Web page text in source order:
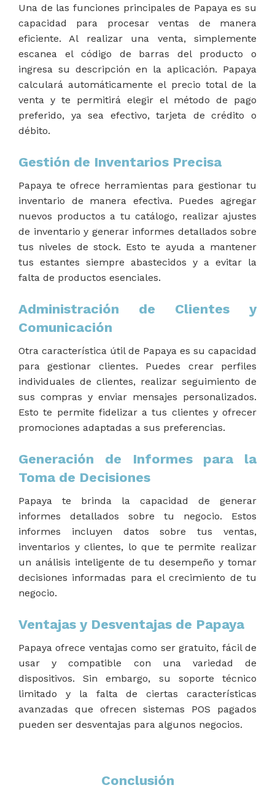
Una de las funciones principales de Papaya es su
capacidad para procesar ventas de manera
eficiente. Al realizar una venta, simplemente
escanea el código de barras del producto o
ingresa su descripción en la aplicación. Papaya
calculará automáticamente el precio total de la
venta y te permitirá elegir el método de pago
preferido, ya sea efectivo, tarjeta de crédito o
débito.
Gestión de Inventarios Precisa
Papaya te ofrece herramientas para gestionar tu
inventario de manera efectiva. Puedes agregar
nuevos productos a tu catálogo, realizar ajustes
de inventario y generar informes detallados sobre
tus niveles de stock. Esto te ayuda a mantener
tus estantes siempre abastecidos y a evitar la
falta de productos esenciales.
Administración de Clientes y
Comunicación
Otra característica útil de Papaya es su capacidad
para gestionar clientes. Puedes crear perfiles
individuales de clientes, realizar seguimiento de
sus compras y enviar mensajes personalizados.
Esto te permite fidelizar a tus clientes y ofrecer
promociones adaptadas a sus preferencias.
Generación de Informes para la
Toma de Decisiones
Papaya te brinda la capacidad de generar
informes detallados sobre tu negocio. Estos
informes incluyen datos sobre tus ventas,
inventarios y clientes, lo que te permite realizar
un análisis inteligente de tu desempeño y tomar
decisiones informadas para el crecimiento de tu
negocio.
Ventajas y Desventajas de Papaya
Papaya ofrece ventajas como ser gratuito, fácil de
usar y compatible con una variedad de
dispositivos. Sin embargo, su soporte técnico
limitado y la falta de ciertas características
avanzadas que ofrecen sistemas POS pagados
pueden ser desventajas para algunos negocios.
Conclusión